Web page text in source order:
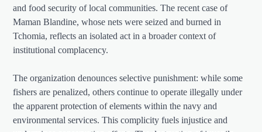
and food security of local communities. The recent case of
Maman Blandine, whose nets were seized and burned in
Tchomia, reflects an isolated act in a broader context of
institutional complacency.
The organization denounces selective punishment: while some
fishers are penalized, others continue to operate illegally under
the apparent protection of elements within the navy and
environmental services. This complicity fuels injustice and